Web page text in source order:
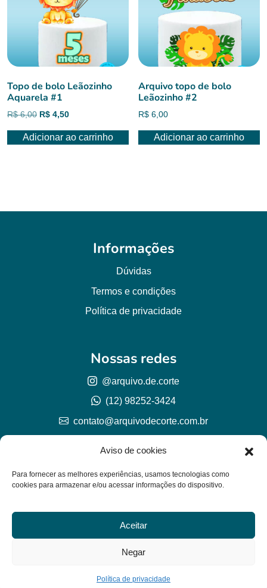
Aviso de cookies
Para fornecer as melhores experiências, usamos tecnologias como
cookies para armazenar e/ou acessar informações do dispositivo.
Aceitar
Negar
Política de privacidade
Topo de bolo Leãozinho
Aquarela #1
R$6,00 O
original
R$ 4,50O
atual
Adicionar ao carrinho
Arquivo topo de bolo
Leãozinho #2
R$ 6,00
Adicionar ao carrinho
Informações
Dúvidas
Termos e condições
Política de privacidade
© Arquivo de corte 2026
CNPJ 57.978.789/0001-77
Lh Graphic Designer
Nossas redes
@arquivo.de.corte
(12) 98252-3424
contato@arquivodecorte.com.br